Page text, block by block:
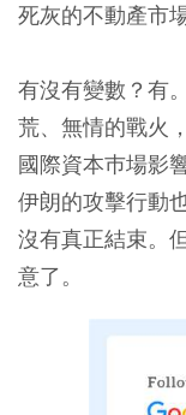
死灰的不動產市
有沒有變數？有
荒、無情的戰火
國際資本巿場影
伊朗的攻擊行動
沒有真正結束。
意了。